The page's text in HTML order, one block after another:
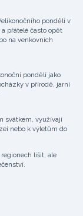
pondělí v
přátelé často opět
na venkovních
pondělí jako
v přírodě, jarní
svátkem, využívají
nebo k výletům do
lišit, ale